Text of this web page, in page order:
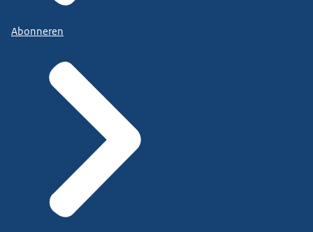
Abonneren